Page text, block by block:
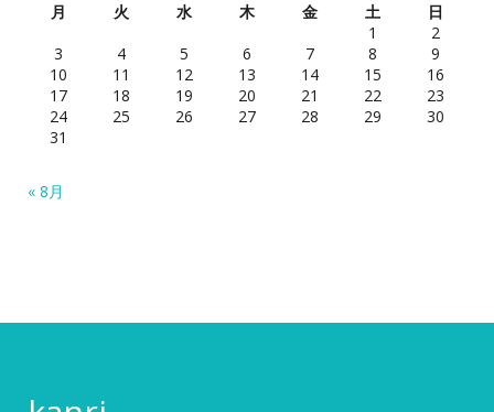
月
火 水 木 金 土
日
1
2
3
4 5 6 7 8
9
10
11 12 13 14 15
16
17
18 19 20 21 22
23
24
25 26 27 28 29
30
31
« 8月